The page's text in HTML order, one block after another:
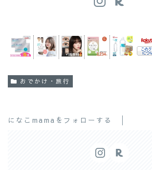
おでかけ・旅行
になこmamaをフォローする